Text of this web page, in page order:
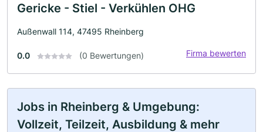
Gericke - Stiel - Verkühlen OHG
Außenwall 114, 47495 Rheinberg
0.0 (0 Bewertungen) Firma bewerten
Jobs in Rheinberg & Umgebung:
Vollzeit, Teilzeit, Ausbildung & mehr